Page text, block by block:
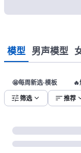
模型 男声模型
🤩每周新选·模板
tune筛选 expand_more sort推荐